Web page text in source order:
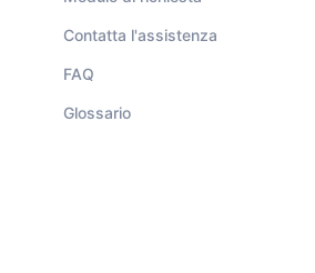
Contatta l'assistenza
FAQ
Glossario